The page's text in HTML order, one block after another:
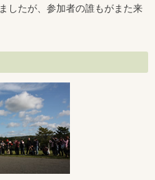
したが、参加者の誰もがまた来